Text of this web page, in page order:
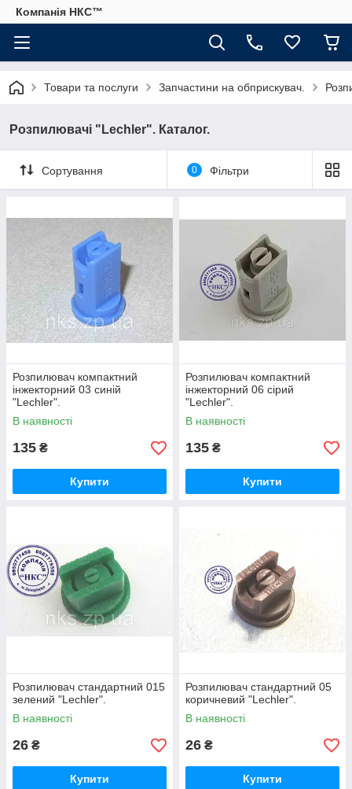
Компанія НКС™
Товари та послуги Запчастини на обприскувач.
Розпилювачі "Lechler". Каталог.
Сортування 0 Фільтри
Розпилювач компактний
інжекторний 03 синій
"Lechler".
В наявності
135 ₴
Купити
Розпилювач компактний
інжекторний 06 сірий
"Lechler".
В наявності
135 ₴
Купити
Розпилювач стандартний 015
зелений "Lechler".
В наявності
26 ₴
Купити
Розпилювач стандартний 05
коричневий "Lechler".
В наявності
26 ₴
Купити